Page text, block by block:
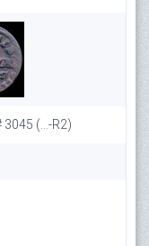
(...-R2)